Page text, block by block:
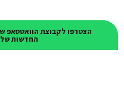
החדשות של